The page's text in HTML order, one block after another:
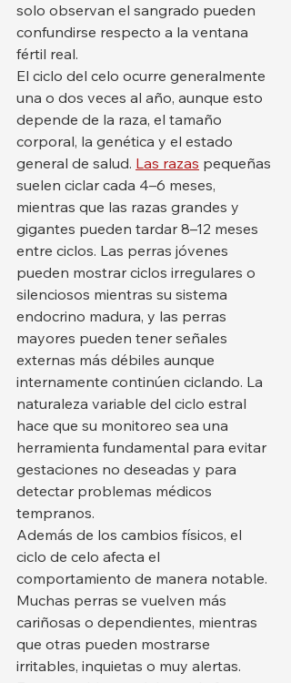
solo observan el sangrado pueden
confundirse respecto a la ventana
fértil real.
El ciclo del celo ocurre generalmente
una o dos veces al año, aunque esto
depende de la raza, el tamaño
corporal, la genética y el estado
general de salud. Las razas pequeñas
suelen ciclar cada 4–6 meses,
mientras que las razas grandes y
gigantes pueden tardar 8–12 meses
entre ciclos. Las perras jóvenes
pueden mostrar ciclos irregulares o
silenciosos mientras su sistema
endocrino madura, y las perras
mayores pueden tener señales
externas más débiles aunque
internamente continúen ciclando. La
naturaleza variable del ciclo estral
hace que su monitoreo sea una
herramienta fundamental para evitar
gestaciones no deseadas y para
detectar problemas médicos
tempranos.
Además de los cambios físicos, el
ciclo de celo afecta el
comportamiento de manera notable.
Muchas perras se vuelven más
cariñosas o dependientes, mientras
que otras pueden mostrarse
irritables, inquietas o muy alertas.